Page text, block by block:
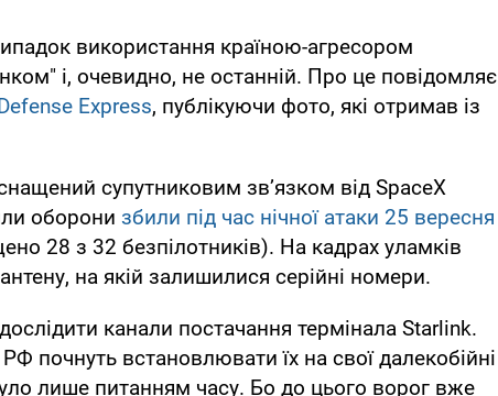
використання країною-агресором
і, очевидно, не останній. Про це повідомляє
Express, публікуючи фото, які отримав із
супутниковим зв’язком від SpaceX
оборони збили під час нічної атаки 25 вересня
28 з 32 безпілотників). На кадрах уламків
на якій залишилися серійні номери.
канали постачання термінала Starlink.
почнуть встановлювати їх на свої далекобійні
лише питанням часу. Бо до цього ворог вже